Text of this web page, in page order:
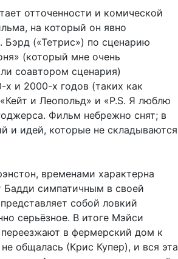
отточенности и комической
на который он явно
(«Тетрис») по сценарию
(который мне очень
соавтором сценария)
х и 2000-х годов (таких как
и Леопольд» и «P.S. Я люблю
Фильм небрежно снят; в
и идей, которые не складываются
временами характерна
Бадди симпатичным в своей
собой ловкий
серьёзное. В итоге Мэйси
в фермерский дом к
общалась (Крис Купер), и вся эта